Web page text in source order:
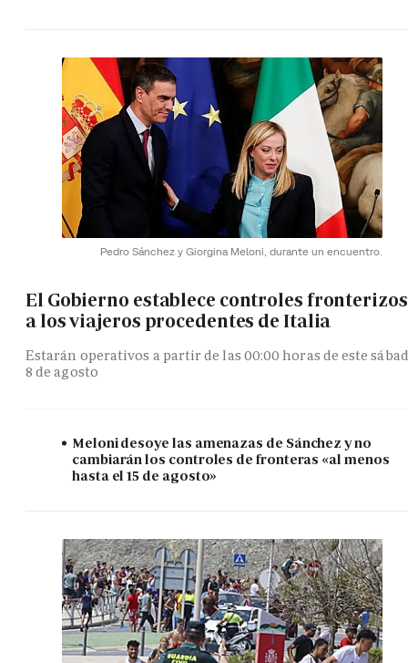
Pedro Sánchez y Giorgina Meloni, durante un encuentro.
El Gobierno establece controles fronterizos
a los viajeros procedentes de Italia
Estarán operativos a partir de las 00:00 horas de este
8 de agosto
Meloni desoye las amenazas de Sánchez y no
cambiarán los controles de fronteras «al menos
hasta el 15 de agosto»